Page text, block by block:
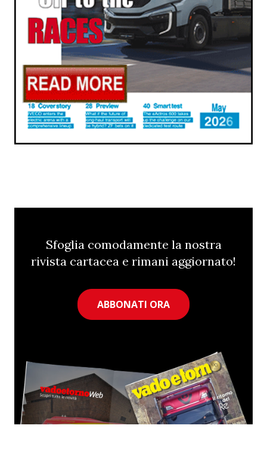
Sfoglia comodamente la nostra
rivista cartacea e rimani aggiornato!
ABBONATI ORA